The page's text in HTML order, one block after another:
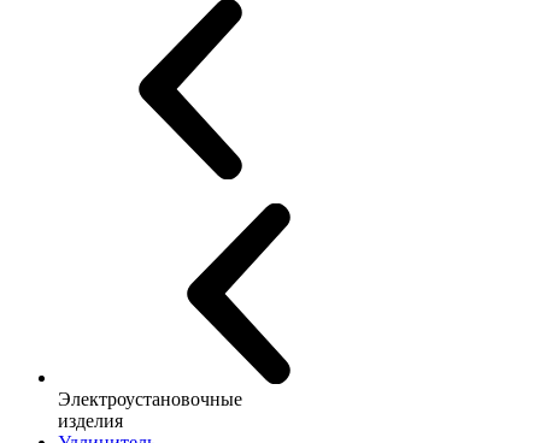
Электроустановочные
изделия